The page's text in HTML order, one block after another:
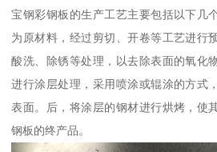
宝钢彩钢板的生产工艺主要包括以下几
为原材料，经过剪切、开卷等工艺进行
酸洗、除锈等处理，以去除表面的氧化
进行涂层处理，采用喷涂或辊涂的方式
表面。后，将涂层的钢材进行烘烤，使
钢板的终产品。